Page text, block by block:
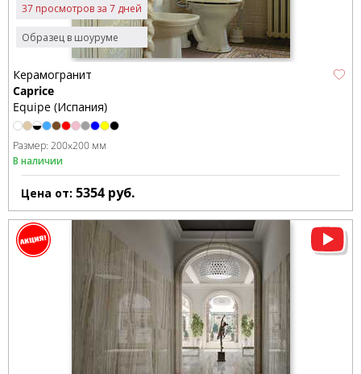
Образец в шоуруме
37 просмотров за 7 дней
Керамогранит
Caprice
Equipe (Испания)
Размер: 200x200 мм
В наличии
Цена от: 5354 руб.